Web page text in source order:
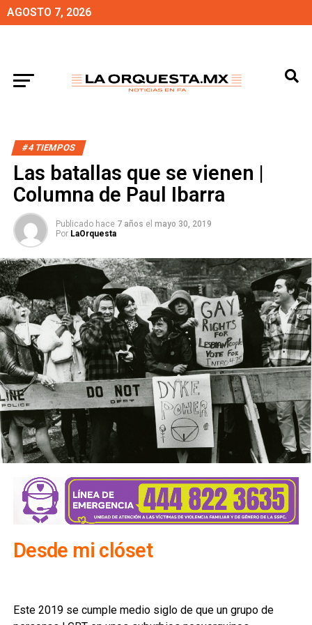
AGOSTO 7, 2026
#4 TIEMPOS
Las batallas que se vienen |
Columna de Paul Ibarra
Publicado hace 7 años el mayo 30, 2019
Por LaOrquesta
Desde mi clóset
Este 2019 se cumple medio siglo de que un grupo de